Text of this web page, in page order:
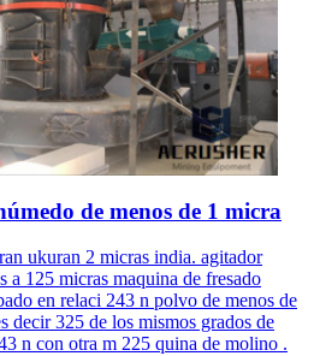
de menos de 1 micra
ukuran 2 micras india. agitador
a 125 micras maquina de fresado
en relaci 243 n polvo de menos de
decir 325 de los mismos grados de
n con otra m 225 quina de molino .